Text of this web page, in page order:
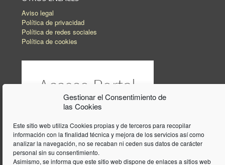
Gestionar el Consentimiento de
las Cookies
Este sitio web utiliza Cookies propias y de terceros para recopilar
información con la finalidad técnica y mejora de los servicios así como
analizar la navegación, no se recaban ni ceden sus datos de carácter
personal sin su consentimiento.
Asimismo, se informa que este sitio web dispone de enlaces a sitios web
Aviso legal
Política de privacidad
Política de redes sociales
Política de cookies